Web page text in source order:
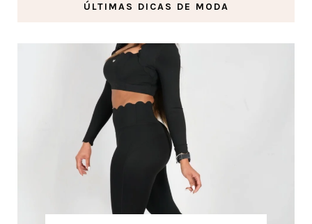
ÚLTIMAS DICAS DE MODA